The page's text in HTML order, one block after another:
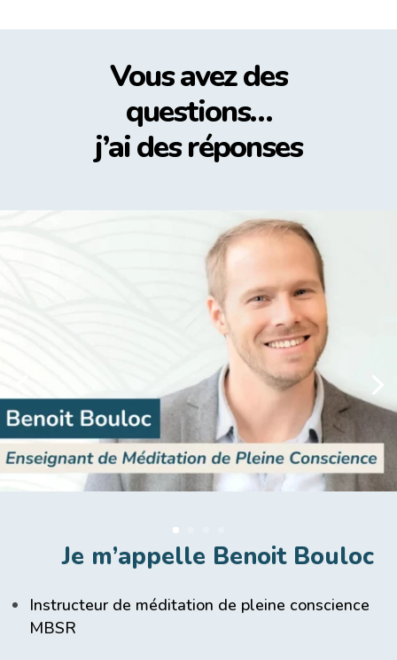
Vous avez des
questions…
j’ai des réponses
Je m’appelle Benoit Bouloc
Instructeur de méditation de pleine conscience
MBSR